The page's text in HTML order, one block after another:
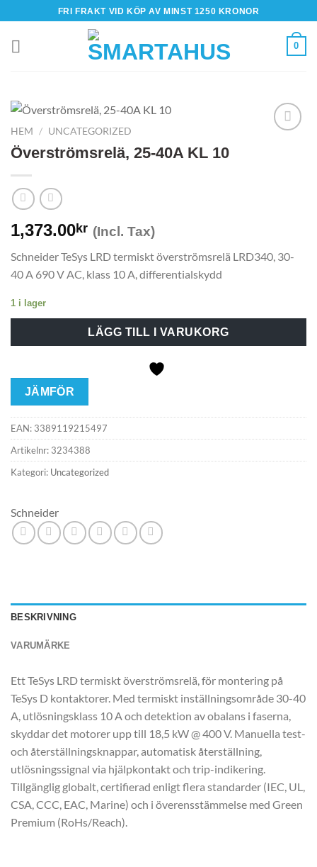
to
content
FRI FRAKT VID KÖP AV MINST 1250 KRONOR
0
HEM / UNCATEGORIZED
Överströmsrelä, 25-40A KL 10
1,373.00kr (Incl. Tax)
Schneider TeSys LRD termiskt överströmsrelä LRD340, 30-
40 A 690 V AC, klass 10 A, differentialskydd
1 i lager
LÄGG TILL I VARUKORG
JÄMFÖR
EAN: 3389119215497
Artikelnr: 3234388
Kategori: Uncategorized
Schneider
BESKRIVNING
VARUMÄRKE
Ett TeSys LRD termiskt överströmsrelä, för montering på
TeSys D kontaktorer. Med termiskt inställningsområde 30-40
A, utlösningsklass 10 A och detektion av obalans i faserna,
skyddar det motorer upp till 18,5 kW @ 400 V. Manuella test-
och återställningsknappar, automatisk återställning,
utlösningssignal via hjälpkontakt och trip-indikering.
Tillgänglig globalt, certifierad enligt flera standarder (IEC, UL,
CSA, CCC, EAC, Marine) och i överensstämmelse med Green
Premium (RoHs/Reach).